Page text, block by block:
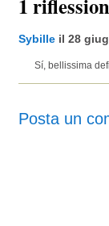
1
Sybilleil 28
Sí, bellissima
Posta un